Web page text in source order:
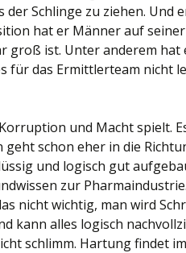
Schlinge zu ziehen. Und
hat er Männer auf
groß ist. Unter anderem hat
für das Ermittlerteam nicht
und Macht spielt.
schon eher in die
und logisch gut
zur
nicht wichtig, man wird
kann alles logisch
schlimm. Hartung findet